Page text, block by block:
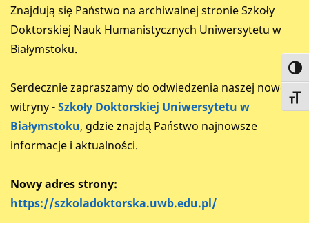
Znajdują się Państwo na archiwalnej stronie Szkoły
Doktorskiej Nauk Humanistycznych Uniwersytetu w
Białymstoku.
Serdecznie zapraszamy do odwiedzenia naszej nowej
witryny -Szkoły Doktorskiej Uniwersytetu w
Białymstoku, gdzie znajdą Państwo najnowsze
informacje i aktualności.
Nowy adres strony:
https://szkoladoktorska.uwb.edu.pl/